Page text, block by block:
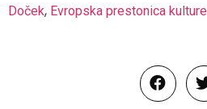
Doček, Evropska prestonica kulture